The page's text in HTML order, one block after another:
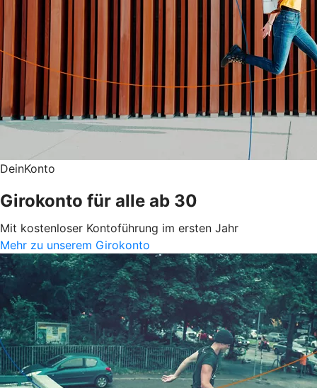
DeinKonto
Girokonto für alle ab 30
Mit kostenloser Kontoführung im ersten Jahr
Mehr zu unserem Girokonto